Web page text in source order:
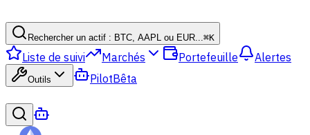
Rechercher un actif : BTC, AAPL ou EUR...⌘K
Liste de suivi Marchés Portefeuille Alertes
Outils PilotBêta